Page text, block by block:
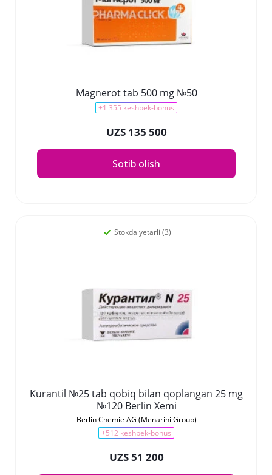
Magnerot tab 500 mg №50
+1 355 keshbek-bonus
UZS 135 500
Sotib olish
Stokda yetarli (3)
Kurantil №25 tab qobiq bilan qoplangan 25 mg
№120 Berlin Xemi
Berlin Chemie AG (Menarini Group)
+512 keshbek-bonus
UZS 51 200